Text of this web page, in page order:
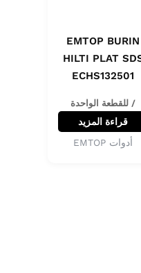
EMTOP BURIN
HILTI PLAT
ECHS132501
/ للقطعة الواحدة
قراءة المزيد
أدوات EMTOP